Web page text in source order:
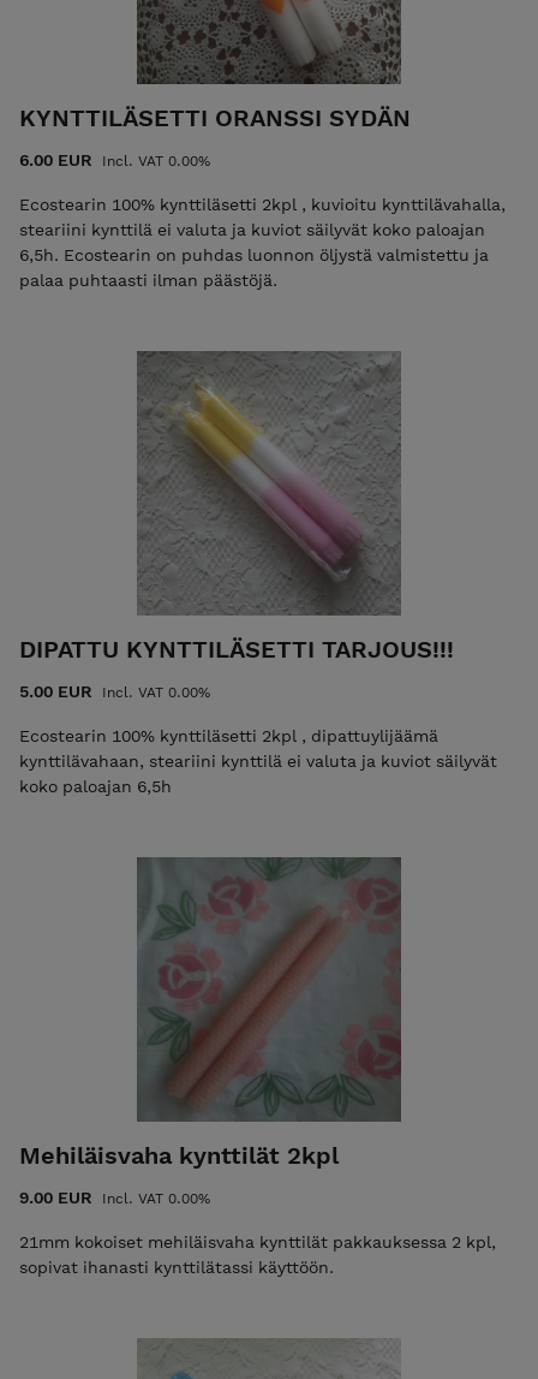
KYNTTILÄSETTI ORANSSI SYDÄN
6.00 EUR Incl. VAT 0.00%
Ecostearin 100% kynttiläsetti 2kpl , kuvioitu kynttilävahalla,
steariini kynttilä ei valuta ja kuviot säilyvät koko paloajan
6,5h. Ecostearin on puhdas luonnon öljystä valmistettu ja
palaa puhtaasti ilman päästöjä.
DIPATTU KYNTTILÄSETTI TARJOUS!!!
5.00 EUR Incl. VAT 0.00%
Ecostearin 100% kynttiläsetti 2kpl , dipattuylijäämä
kynttilävahaan, steariini kynttilä ei valuta ja kuviot säilyvät
koko paloajan 6,5h
Mehiläisvaha kynttilät 2kpl
9.00 EUR Incl. VAT 0.00%
21mm kokoiset mehiläisvaha kynttilät pakkauksessa 2 kpl,
sopivat ihanasti kynttilätassi käyttöön.